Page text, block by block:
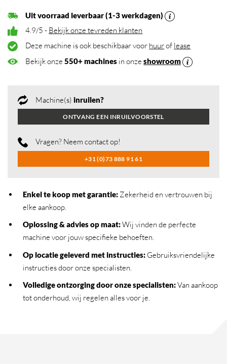
Uit voorraad leverbaar (1-3 werkdagen)
4.9/5 - Bekijk onze tevreden klanten
Deze machine is ook beschikbaar voor huurof lease
Bekijk onze550+ machines in onzeshowroom
Machine(s) inruilen?
ONTVANG EEN INRUILVOORSTEL
Vragen? Neem contact op!
+31 (0)73 888 91 61
Enkel te koop met garantie:Zekerheid en vertrouwen bij
elke aankoop.
Oplossing & advies op maat:Wij vinden de perfecte
machine voor jouw specifieke behoeften.
Op locatie geleverd met instructies:Gebruiksvriendelijke
instructies door onze specialisten.
Volledige ontzorging door onze specialisten:Van aankoop
tot onderhoud, wij regelen alles voor je.